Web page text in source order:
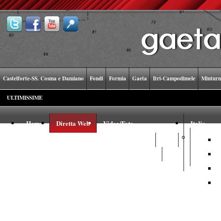
Castelforte-SS. Cosma e Damiano Fondi Formia Gaeta Itri-Campodimele
ULTIMISSIME
Home Diretta Web
Video/Foto
Italia